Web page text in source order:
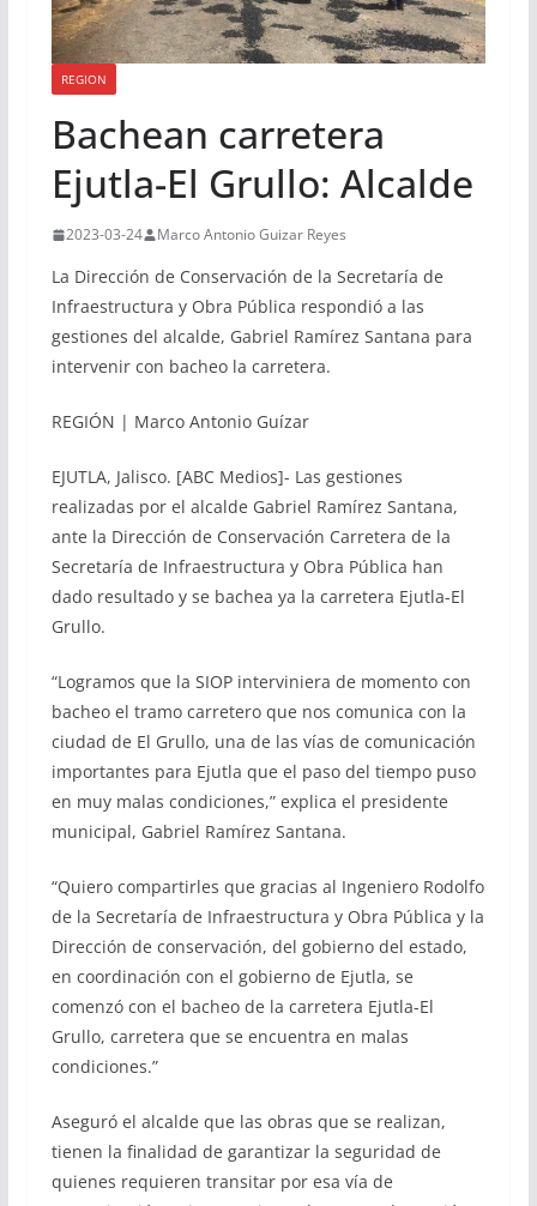
REGION
Bachean carretera
Ejutla-El Grullo: Alcalde
2023-03-24 Marco Antonio Guizar Reyes
La Dirección de Conservación de la Secretaría de
Infraestructura y Obra Pública respondió a las
gestiones del alcalde, Gabriel Ramírez Santana para
intervenir con bacheo la carretera.
REGIÓN | Marco Antonio Guízar
EJUTLA, Jalisco. [ABC Medios]- Las gestiones
realizadas por el alcalde Gabriel Ramírez Santana,
ante la Dirección de Conservación Carretera de la
Secretaría de Infraestructura y Obra Pública han
dado resultado y se bachea ya la carretera Ejutla-El
Grullo.
“Logramos que la SIOP interviniera de momento con
bacheo el tramo carretero que nos comunica con la
ciudad de El Grullo, una de las vías de comunicación
importantes para Ejutla que el paso del tiempo puso
en muy malas condiciones,” explica el presidente
municipal, Gabriel Ramírez Santana.
“Quiero compartirles que gracias al Ingeniero Rodolfo
de la Secretaría de Infraestructura y Obra Pública y la
Dirección de conservación, del gobierno del estado,
en coordinación con el gobierno de Ejutla, se
comenzó con el bacheo de la carretera Ejutla-El
Grullo, carretera que se encuentra en malas
condiciones.”
Aseguró el alcalde que las obras que se realizan,
tienen la finalidad de garantizar la seguridad de
quienes requieren transitar por esa vía de